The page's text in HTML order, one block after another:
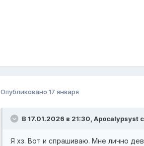
Опубликовано 17 января
В 17.01.2026 в 21:30, Apocalypsyst
Я хз. Вот и спрашиваю. Мне лично